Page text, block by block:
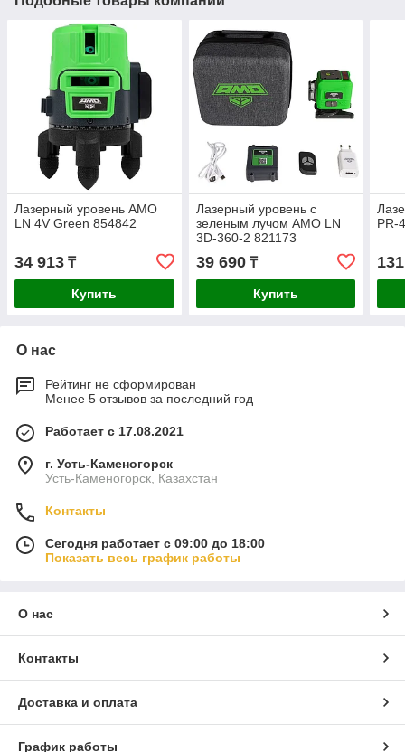
Лазерный уровень AMO
LN 4V Green 854842
34 913 ₸
Купить
Лазерный уровень с
зеленым лучом AMO LN
3D-360-2 821173
39 690₸
Купить
PR-
О нас
Рейтинг не сформирован
Менее 5 отзывов за последний год
Работает с 17.08.2021
г. Усть-Каменогорск
Усть-Каменогорск, Казахстан
Контакты
Сегодня работает с 09:00 до 18:00
Показать весь график работы
О нас
Контакты
Доставка и оплата
График работы